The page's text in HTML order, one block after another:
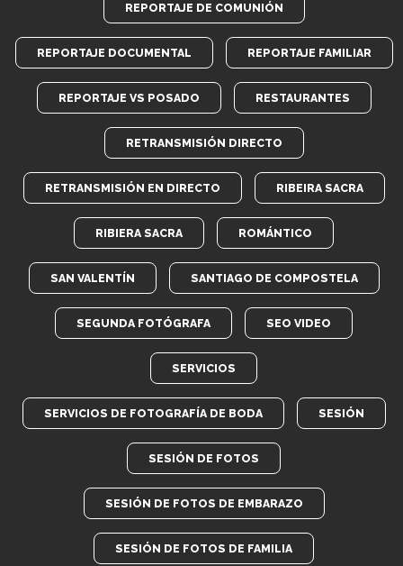
REPORTAJE DE COMUNIÓN
REPORTAJE DOCUMENTAL REPORTAJE FAMILIAR
REPORTAJE VS POSADO RESTAURANTES
RETRANSMISIÓN DIRECTO
RETRANSMISIÓN EN DIRECTO RIBEIRA SACRA
RIBIERA SACRA ROMÁNTICO
SAN VALENTÍN SANTIAGO DE COMPOSTELA
SEGUNDA FOTÓGRAFA SEO VIDEO
SERVICIOS
SERVICIOS DE FOTOGRAFÍA DE BODA SESIÓN
SESIÓN DE FOTOS
SESIÓN DE FOTOS DE EMBARAZO
SESIÓN DE FOTOS DE FAMILIA